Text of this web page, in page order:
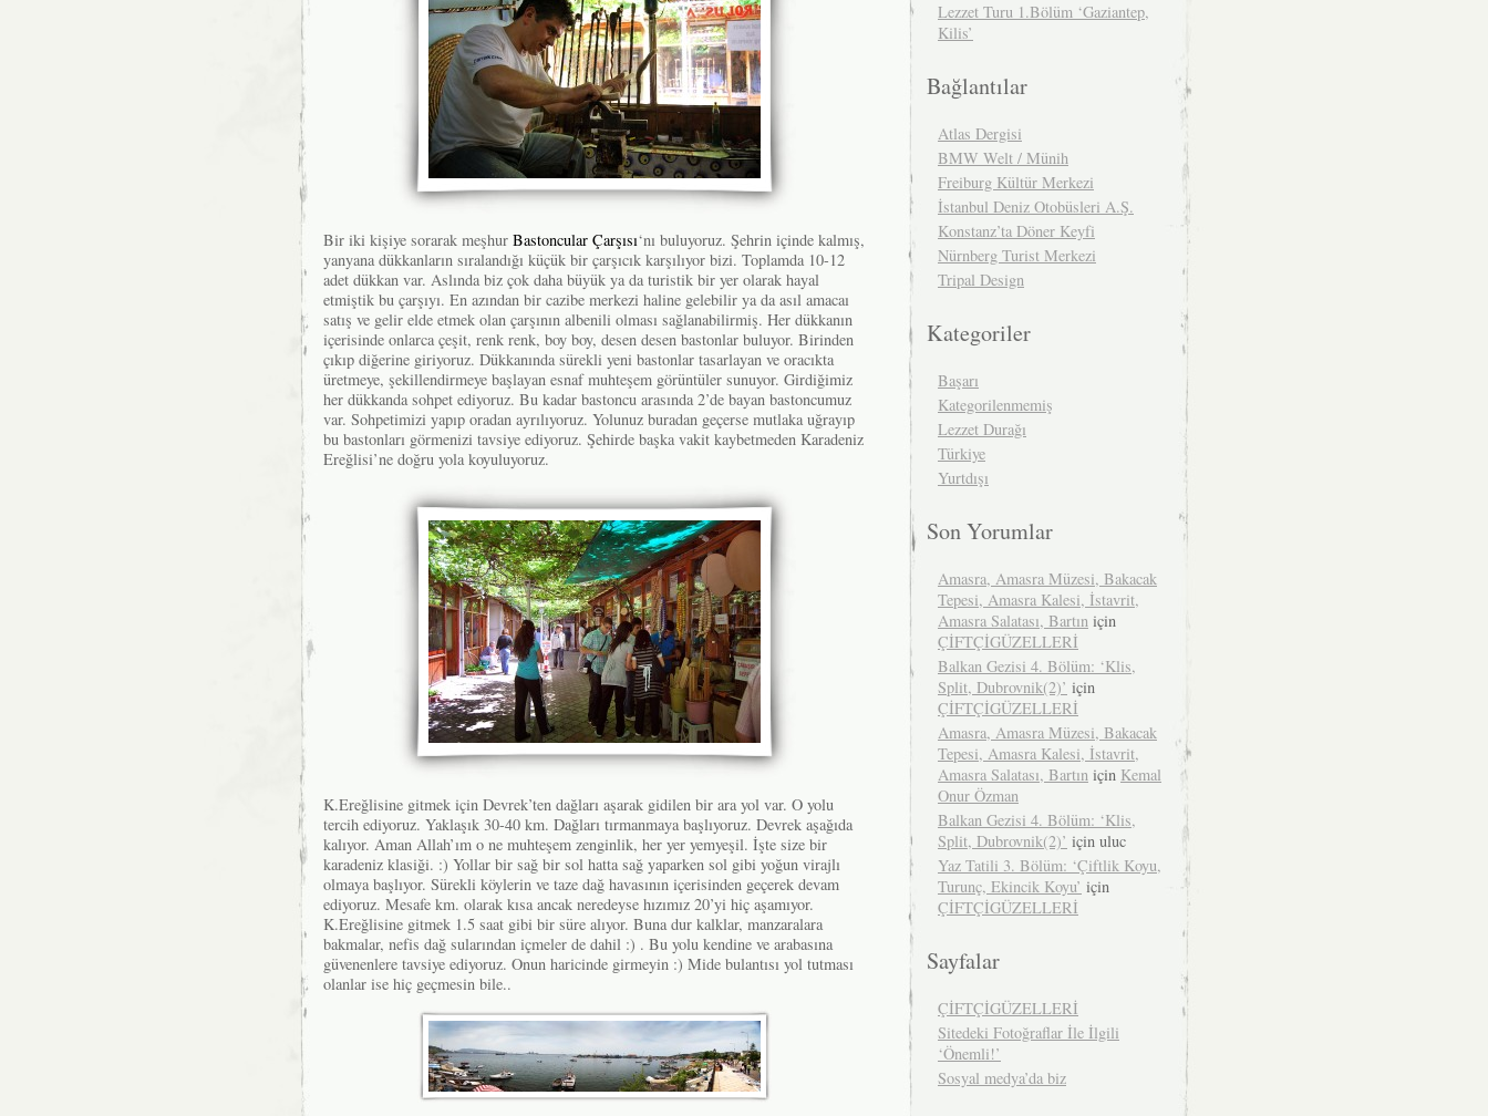
Bir iki kişiye sorarak meşhur Bastoncular Çarşısı‘nı buluyoruz. Şehrin içinde kalmış,
yanyana dükkanların sıralandığı küçük bir çarşıcık karşılıyor bizi. Toplamda 10-12
adet dükkan var. Aslında biz çok daha büyük ya da turistik bir yer olarak hayal
etmiştik bu çarşıyı. En azından bir cazibe merkezi haline gelebilir ya da asıl amacaı
satış ve gelir elde etmek olan çarşının albenili olması sağlanabilirmiş. Her dükkanın
içerisinde onlarca çeşit, renk renk, boy boy, desen desen bastonlar buluyor. Birinden
çıkıp diğerine giriyoruz. Dükkanında sürekli yeni bastonlar tasarlayan ve oracıkta
üretmeye, şekillendirmeye başlayan esnaf muhteşem görüntüler sunuyor. Girdiğimiz
her dükkanda sohpet ediyoruz. Bu kadar bastoncu arasında 2’de bayan bastoncumuz
var. Sohpetimizi yapıp oradan ayrılıyoruz. Yolunuz buradan geçerse mutlaka uğrayıp
bu bastonları görmenizi tavsiye ediyoruz. Şehirde başka vakit kaybetmeden Karadeniz
Ereğlisi’ne doğru yola koyuluyoruz.
K.Ereğlisine gitmek için Devrek’ten dağları aşarak gidilen bir ara yol var. O yolu
tercih ediyoruz. Yaklaşık 30-40 km. Dağları tırmanmaya başlıyoruz. Devrek aşağıda
kalıyor. Aman Allah’ım o ne muhteşem zenginlik, her yer yemyeşil. İşte size bir
karadeniz klasiği. :) Yollar bir sağ bir sol hatta sağ yaparken sol gibi yoğun virajlı
olmaya başlıyor. Sürekli köylerin ve taze dağ havasının içerisinden geçerek devam
ediyoruz. Mesafe km. olarak kısa ancak neredeyse hızımız 20’yi hiç aşamıyor.
K.Ereğlisine gitmek 1.5 saat gibi bir süre alıyor. Buna dur kalklar, manzaralara
bakmalar, nefis dağ sularından içmeler de dahil :) . Bu yolu kendine ve arabasına
güvenenlere tavsiye ediyoruz. Onun haricinde girmeyin :) Mide bulantısı yol tutması
olanlar ise hiç geçmesin bile..
Lezzet Turu 1.Bölüm ‘Gaziantep,
Kilis’
Bağlantılar
Atlas Dergisi
BMW Welt / Münih
Freiburg Kültür Merkezi
İstanbul Deniz Otobüsleri A.Ş.
Konstanz’ta Döner Keyfi
Nürnberg Turist Merkezi
Tripal Design
Kategoriler
Başarı
Kategorilenmemiş
Lezzet Durağı
Türkiye
Yurtdışı
Son Yorumlar
Amasra, Amasra Müzesi, Bakacak
Tepesi, Amasra Kalesi, İstavrit,
Amasra Salatası, Bartın için
ÇİFTÇİGÜZELLERİ
Balkan Gezisi 4. Bölüm: ‘Klis,
Split, Dubrovnik(2)’ için
ÇİFTÇİGÜZELLERİ
Amasra, Amasra Müzesi, Bakacak
Tepesi, Amasra Kalesi, İstavrit,
Amasra Salatası, Bartın için Kemal
Onur Özman
Balkan Gezisi 4. Bölüm: ‘Klis,
Split, Dubrovnik(2)’ için uluc
Yaz Tatili 3. Bölüm: ‘Çiftlik Koyu,
Turunç, Ekincik Koyu’ için
ÇİFTÇİGÜZELLERİ
Sayfalar
ÇİFTÇİGÜZELLERİ
Sitedeki Fotoğraflar İle İlgili
‘Önemli!’
Sosyal medya’da biz